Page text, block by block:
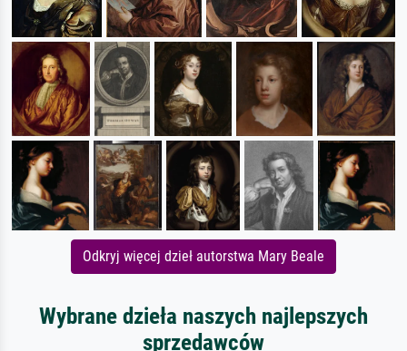
Odkryj więcej dzieł autorstwa Mary Beale
Wybrane dzieła naszych najlepszych
sprzedawców